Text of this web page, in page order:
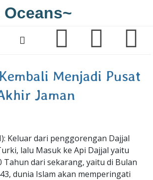
Menjadi Pusat
Jaman
Keluar dari penggorengan Dajjal
lalu Masuk ke Api Dajjal yaitu
Tahun dari sekarang, yaitu di Bulan
dunia Islam akan memperingati